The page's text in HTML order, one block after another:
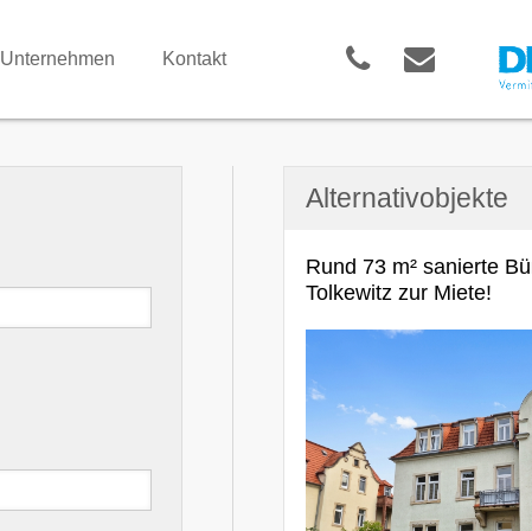
Unternehmen Kontakt
Alternativobjekte
Rund 73 m² sanierte
Tolkewitz zur Miete!